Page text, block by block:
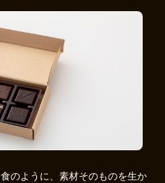
のように、素材そのものを生か